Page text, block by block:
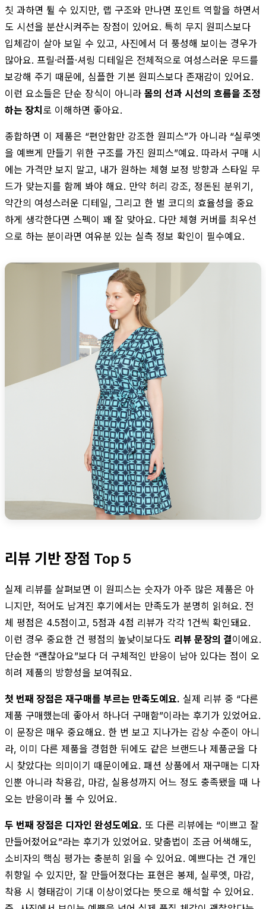
칫 과하면 튈 수 있지만, 랩 구조와 만나면 포인트 역할을 하면서
도 시선을 분산시켜주는 장점이 있어요. 특히 무지 원피스보다
입체감이 살아 보일 수 있고, 사진에서 더 풍성해 보이는 경우가
많아요. 프릴·러플·셔링 디테일은 전체적으로 여성스러운 무드를
보강해 주기 때문에, 심플한 기본 원피스보다 존재감이 있어요.
이런 요소들은 단순 장식이 아니라 몸의 선과 시선의 흐름을 조정
하는 장치로 이해하면 좋아요.
종합하면 이 제품은 “편안함만 강조한 원피스”가 아니라 “실루엣
을 예쁘게 만들기 위한 구조를 가진 원피스”예요. 따라서 구매 시
에는 가격만 보지 말고, 내가 원하는 체형 보정 방향과 스타일 무
드가 맞는지를 함께 봐야 해요. 만약 허리 강조, 정돈된 분위기,
약간의 여성스러운 디테일, 그리고 한 벌 코디의 효율성을 중요
하게 생각한다면 스펙이 꽤 잘 맞아요. 다만 체형 커버를 최우선
으로 하는 분이라면 여유분 있는 실측 정보 확인이 필수예요.
리뷰 기반 장점 Top 5
실제 리뷰를 살펴보면 이 원피스는 숫자가 아주 많은 제품은 아
니지만, 적어도 남겨진 후기에서는 만족도가 분명히 읽혀요. 전
체 평점은 4.5점이고, 5점과 4점 리뷰가 각각 1건씩 확인돼요.
이런 경우 중요한 건 평점의 높낮이보다도 리뷰 문장의 결이에요.
단순한 “괜찮아요”보다 더 구체적인 반응이 남아 있다는 점이 오
히려 제품의 방향성을 보여줘요.
첫 번째 장점은 재구매를 부르는 만족도예요. 실제 리뷰 중 “다른
제품 구매했는데 좋아서 하나더 구매함”이라는 후기가 있었어요.
이 문장은 매우 중요해요. 한 번 보고 지나가는 감상 수준이 아니
라, 이미 다른 제품을 경험한 뒤에도 같은 브랜드나 제품군을 다
시 찾았다는 의미이기 때문이에요. 패션 상품에서 재구매는 디자
인뿐 아니라 착용감, 마감, 실용성까지 어느 정도 충족됐을 때 나
오는 반응이라 볼 수 있어요.
두 번째 장점은 디자인 완성도예요. 또 다른 리뷰에는 “이쁘고 잘
만들어젔어요”라는 후기가 있었어요. 맞춤법이 조금 어색해도,
소비자의 핵심 평가는 충분히 읽을 수 있어요. 예쁘다는 건 개인
취향일 수 있지만, 잘 만들어졌다는 표현은 봉제, 실루엣, 마감,
착용 시 형태감이 기대 이상이었다는 뜻으로 해석할 수 있어요.